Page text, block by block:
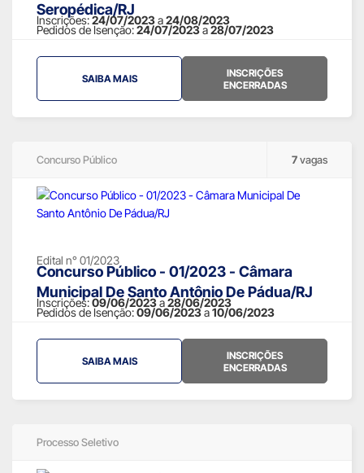
Seropédica/RJ
Inscrições:24/07/2023a24/08/2023
Pedidos de Isenção:24/07/2023a28/07/2023
SAIBA MAIS
INSCRIÇÕES
ENCERRADAS
Concurso Público 7vagas
Edital n° 01/2023
Concurso Público - 01/2023 - Câmara
Municipal De Santo Antônio De Pádua/RJ
Inscrições:09/06/2023a28/06/2023
Pedidos de Isenção:09/06/2023a10/06/2023
SAIBA MAIS
INSCRIÇÕES
ENCERRADAS
Processo Seletivo